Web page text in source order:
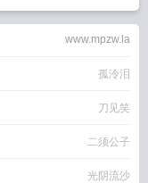
www.mpzw.la
孤泠泪
刀见笑
二须公子
光阴流沙